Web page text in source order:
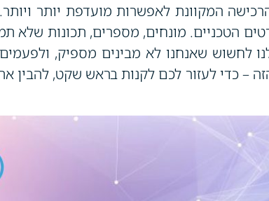
המקוונת לאפשרות מועדפת יותר
הטכניים. מונחים, מספרים, תכונות שלא
לחשוש שאנחנו לא מבינים מספיק,
– כדי לעזור לכם לקנות בראש שקט, להבין